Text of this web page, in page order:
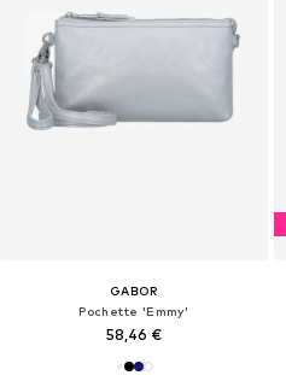
GABOR
Pochette 'Emmy'
58,46 €